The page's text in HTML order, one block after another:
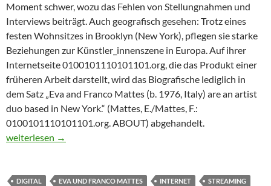
Moment schwer, wozu das Fehlen von Stellungnahmen und
Interviews beiträgt. Auch geografisch gesehen: Trotz eines
festen Wohnsitzes in Brooklyn (New York), pflegen sie starke
Beziehungen zur Künstler_innenszene in Europa. Auf ihrer
Internetseite 0100101110101101.org, die das Produkt einer
früheren Arbeit darstellt, wird das Biografische lediglich in
dem Satz „Eva and Franco Mattes (b. 1976, Italy) are an artist
duo based in New York.“ (Mattes, E./Mattes, F.:
0100101110101101.org. ABOUT) abgehandelt.
VERMITTLUNGSSITATION ZU EVA UND FRANCO MATTES
weiterlesen →
DIGITAL EVA UND FRANCO MATTES INTERNET
STREAMING